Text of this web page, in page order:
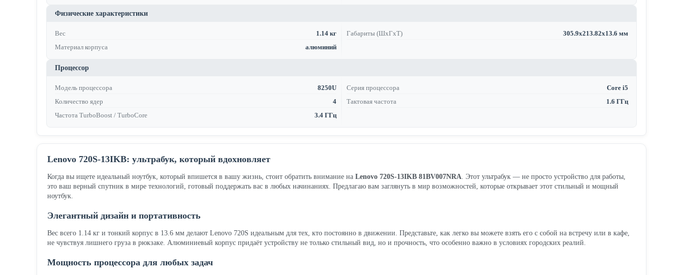
Физические характеристики
Вес 1.14 кг Габариты (ШхГхТ)
305.9x213.82x13.6 мм
Материал корпуса
алюминий
Процессор
Модель процессора 8250U Серия процессора
Core i5
Количество ядер
4 Тактовая частота
1.6 ГГц
Частота TurboBoost / TurboCore
3.4 ГГц
Lenovo 720S-13IKB: ультрабук, который вдохновляет
Когда вы ищете идеальный ноутбук, который впишется в вашу жизнь, стоит обратить внимание на Lenovo 720S-13IKB 81BV007NRA. Этот ультрабук — не просто устройство для работы,
это ваш верный спутник в мире технологий, готовый поддержать вас в любых начинаниях. Предлагаю вам заглянуть в мир возможностей, которые открывает этот стильный и мощный
ноутбук.
Элегантный дизайн и портативность
Вес всего 1.14 кг и тонкий корпус в 13.6 мм делают Lenovo 720S идеальным для тех, кто постоянно в движении. Представьте, как легко вы можете взять его с собой на встречу или в кафе,
не чувствуя лишнего груза в рюкзаке. Алюминиевый корпус придаёт устройству не только стильный вид, но и прочность, что особенно важно в условиях городских реалий.
Мощность процессора для любых задач